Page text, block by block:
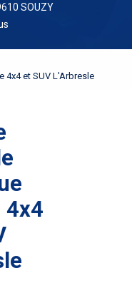
SOUZY
4x4 et SUV L'Arbresle
4x4